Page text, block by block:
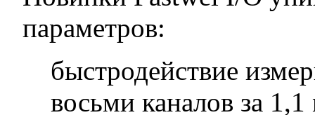
параметров:
быстродействие
восьми каналов за